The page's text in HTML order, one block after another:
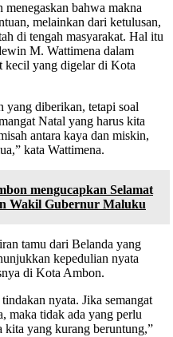
bahwa makna
melainkan dari ketulusan,
di tengah masyarakat. Hal itu
M. Wattimena dalam
kecil yang digelar di Kota
yang diberikan, tetapi soal
Natal yang harus kita
antara kaya dan miskin,
kata Wattimena.
mengucapkan Selamat
Wakil Gubernur Maluku
tamu dari Belanda yang
kepedulian nyata
di Kota Ambon.
nyata. Jika semangat
maka tidak ada yang perlu
kita yang kurang beruntung,”